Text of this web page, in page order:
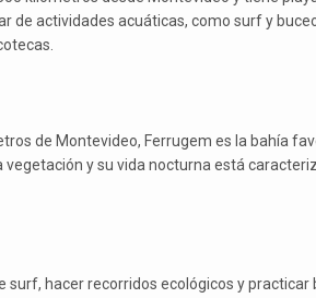
de actividades acuáticas, como surf y
de Montevideo, Ferrugem es la bahía
y su vida nocturna está
surf, hacer recorridos ecológicos y practicar